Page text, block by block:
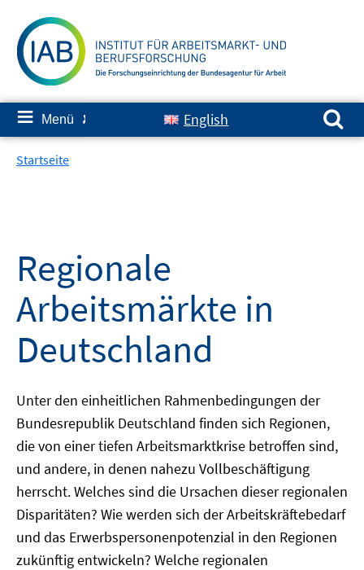
zum
Inhalt
≡ Menü ✘ English
Suchen nach:
Startseite
Regionale
Arbeitsmärkte in
Deutschland
Unter den einheitlichen Rahmenbedingungen der
Bundesrepublik Deutschland finden sich Regionen,
die von einer tiefen Arbeitsmarktkrise betroffen sind,
und andere, in denen nahezu Vollbeschäftigung
herrscht. Welches sind die Ursachen dieser regionalen
Disparitäten? Wie werden sich der Arbeitskräftebedarf
und das Erwerbspersonenpotenzial in den Regionen
zukünftig entwickeln? Welche regionalen